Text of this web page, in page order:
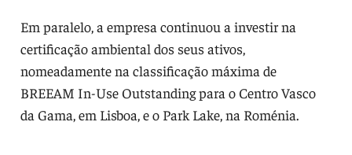
Em paralelo, a empresa continuou a investir na
certificação ambiental dos seus ativos,
nomeadamente na classificação máxima de
BREEAM In-Use Outstanding para o Centro Vasco
da Gama, em Lisboa, e o Park Lake, na Roménia.